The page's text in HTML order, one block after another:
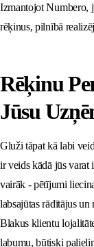
Izmantojot Numbero,
rēķinus, pilnībā
Rēķinu
Jūsu
Gluži tāpat kā labi
ir veids kādā jūs
vairāk - pētījumi
labsajūtas rādītājus
Blakus klientu
labumu, būtiski